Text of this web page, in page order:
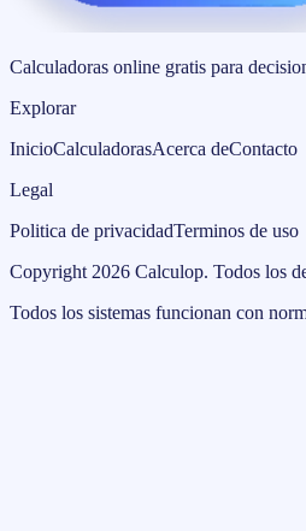
Calculadoras online gratis para
Explorar
InicioCalculadorasAcerca deContacto
Legal
Politica de privacidadTerminos de uso
Copyright 2026 Calculop. Todos los
Todos los sistemas funcionan con